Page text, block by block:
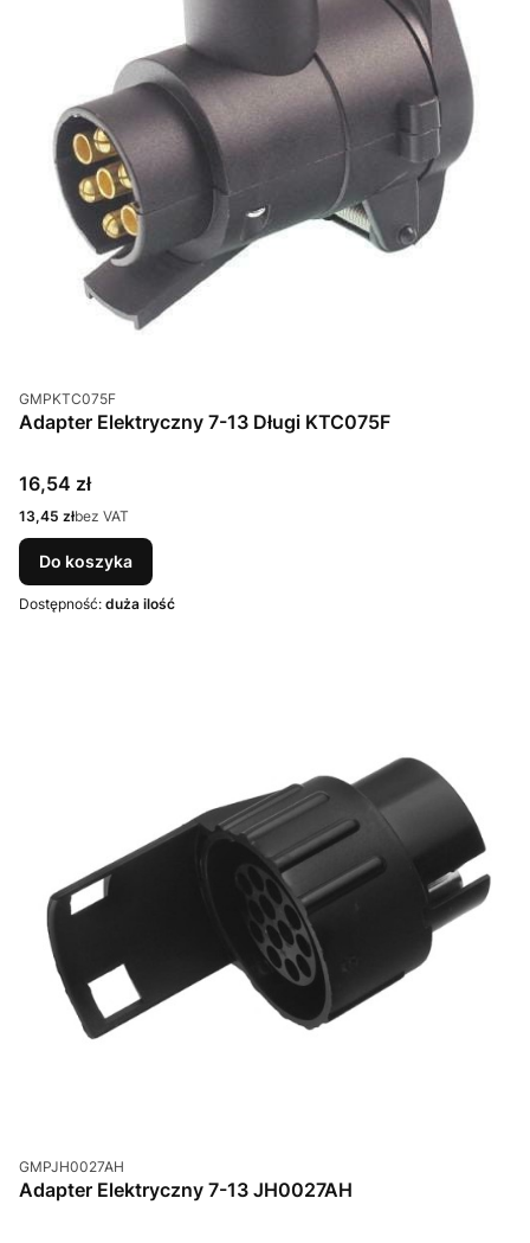
Kod produktu
GMPKTC075F
Adapter Elektryczny 7-13 Długi KTC075F
Cena
16,54 zł
Cena
13,45 złbez VAT
Do koszyka
Dostępność: duża ilość
Kod produktu
GMPJH0027AH
Adapter Elektryczny 7-13 JH0027AH